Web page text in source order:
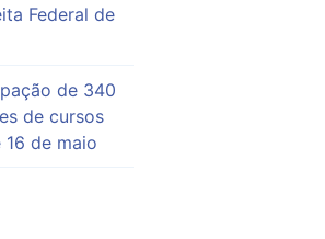
Federal de
de 340
de cursos
de maio